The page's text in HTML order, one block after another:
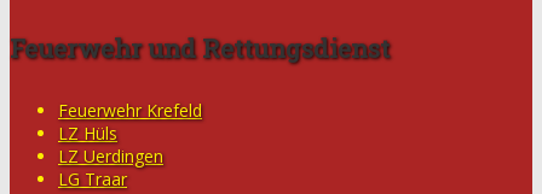
Feuerwehr und Rettungsdienst
Feuerwehr Krefeld
LZ Hüls
LZ Uerdingen
LG Traar